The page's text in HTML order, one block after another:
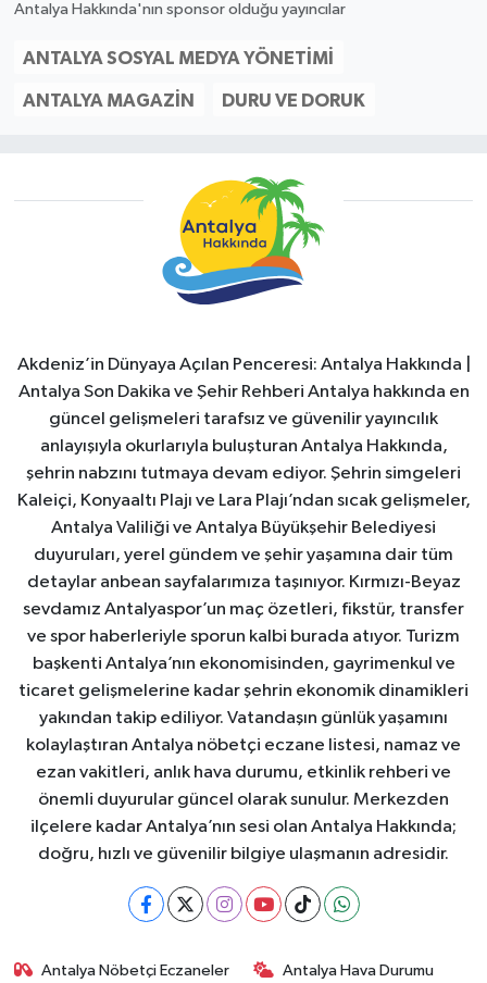
Antalya Hakkında'nın sponsor olduğu yayıncılar
ANTALYA SOSYAL MEDYA YÖNETIMI
ANTALYA MAGAZIN DURU VE DORUK
Akdeniz’in Dünyaya Açılan Penceresi: Antalya Hakkında |
Antalya Son Dakika ve Şehir Rehberi Antalya hakkında en
güncel gelişmeleri tarafsız ve güvenilir yayıncılık
anlayışıyla okurlarıyla buluşturan Antalya Hakkında,
şehrin nabzını tutmaya devam ediyor. Şehrin simgeleri
Kaleiçi, Konyaaltı Plajı ve Lara Plajı’ndan sıcak gelişmeler,
Antalya Valiliği ve Antalya Büyükşehir Belediyesi
duyuruları, yerel gündem ve şehir yaşamına dair tüm
detaylar anbean sayfalarımıza taşınıyor. Kırmızı-Beyaz
sevdamız Antalyaspor’un maç özetleri, fikstür, transfer
ve spor haberleriyle sporun kalbi burada atıyor. Turizm
başkenti Antalya’nın ekonomisinden, gayrimenkul ve
ticaret gelişmelerine kadar şehrin ekonomik dinamikleri
yakından takip ediliyor. Vatandaşın günlük yaşamını
kolaylaştıran Antalya nöbetçi eczane listesi, namaz ve
ezan vakitleri, anlık hava durumu, etkinlik rehberi ve
önemli duyurular güncel olarak sunulur. Merkezden
ilçelere kadar Antalya’nın sesi olan Antalya Hakkında;
doğru, hızlı ve güvenilir bilgiye ulaşmanın adresidir.
Antalya Nöbetçi Eczaneler Antalya Hava Durumu